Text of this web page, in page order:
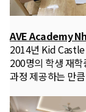
AVE Academy
2014년 Kid
200명의 학생 재
과정 제공하는 만